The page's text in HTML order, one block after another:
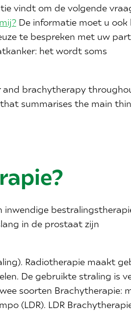
vindt om de volgende
De informatie moet u ook
te bespreken met uw
het wordt soms
and brachytherapy
summarises the main
inwendige
in de prostaat zijn
Radiotherapie maakt
De gebruikte straling is
soorten Brachytherapie:
(LDR). LDR